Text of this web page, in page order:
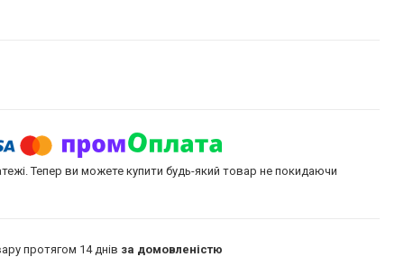
Тепер ви можете купити будь-який товар не покидаючи
протягом 14 днів за домовленістю